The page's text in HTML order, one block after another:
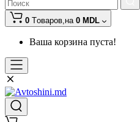
0 Tоваров,на 0 MDL
Ваша корзина пуста!